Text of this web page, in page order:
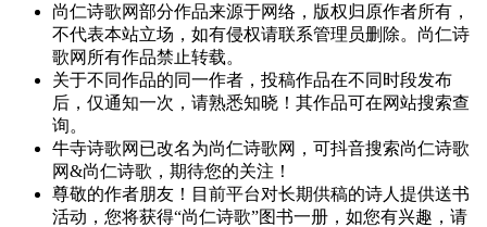
尚仁诗歌网部分作品来源于网络，版权归原作者所有，
不代表本站立场，如有侵权请联系管理员删除。尚仁诗
歌网所有作品禁止转载。
关于不同作品的同一作者，投稿作品在不同时段发布
后，仅通知一次，请熟悉知晓！其作品可在网站搜索查
询。
牛寺诗歌网已改名为尚仁诗歌网，可抖音搜索尚仁诗歌
网&尚仁诗歌，期待您的关注！
尊敬的作者朋友！目前平台对长期供稿的诗人提供送书
活动，您将获得“尚仁诗歌”图书一册，如您有兴趣，请